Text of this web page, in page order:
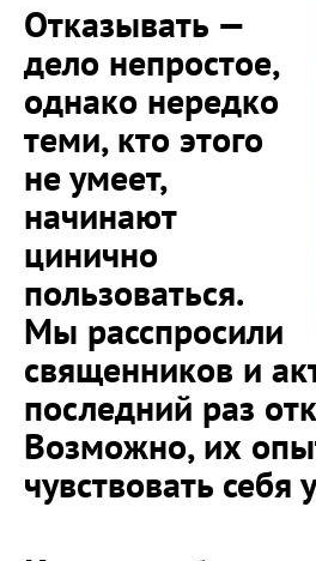
Отказывать —
дело непростое,
однако нередко
теми, кто этого
не умеет,
начинают
цинично
пользоваться.
Мы расспросили
священников и
последний раз
Возможно, их
чувствовать